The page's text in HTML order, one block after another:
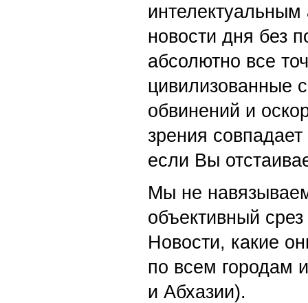
новости дня без
абсолютно все
цивилизованные
обвинений и
зрения
если Вы
Мы не
объективный
Новости, какие
по всем городам
и Абхазии).